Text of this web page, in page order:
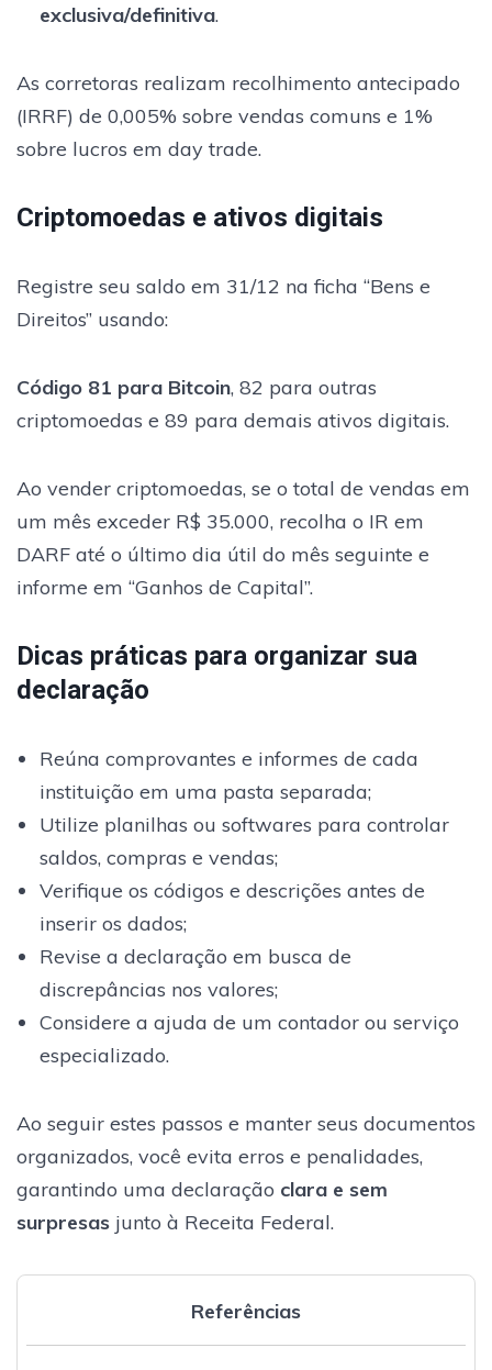
exclusiva/definitiva.
As corretoras realizam recolhimento antecipado
(IRRF) de 0,005% sobre vendas comuns e 1%
sobre lucros em day trade.
Criptomoedas e ativos digitais
Registre seu saldo em 31/12 na ficha “Bens e
Direitos” usando:
Código 81 para Bitcoin, 82 para outras
criptomoedas e 89 para demais ativos digitais.
Ao vender criptomoedas, se o total de vendas em
um mês exceder R$ 35.000, recolha o IR em
DARF até o último dia útil do mês seguinte e
informe em “Ganhos de Capital”.
Dicas práticas para organizar sua
declaração
Reúna comprovantes e informes de cada
instituição em uma pasta separada;
Utilize planilhas ou softwares para controlar
saldos, compras e vendas;
Verifique os códigos e descrições antes de
inserir os dados;
Revise a declaração em busca de
discrepâncias nos valores;
Considere a ajuda de um contador ou serviço
especializado.
Ao seguir estes passos e manter seus documentos
organizados, você evita erros e penalidades,
garantindo uma declaração clara e sem
surpresas junto à Receita Federal.
Referências